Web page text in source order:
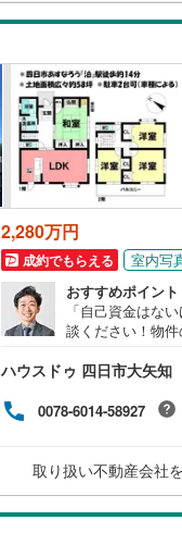
2,280万円
成約でもらえる 室内写
おすすめポイント
「自己資金はな
談ください！物
ハウスドゥ 四日市大矢
0078-6014-58927
取り扱い不動産会社